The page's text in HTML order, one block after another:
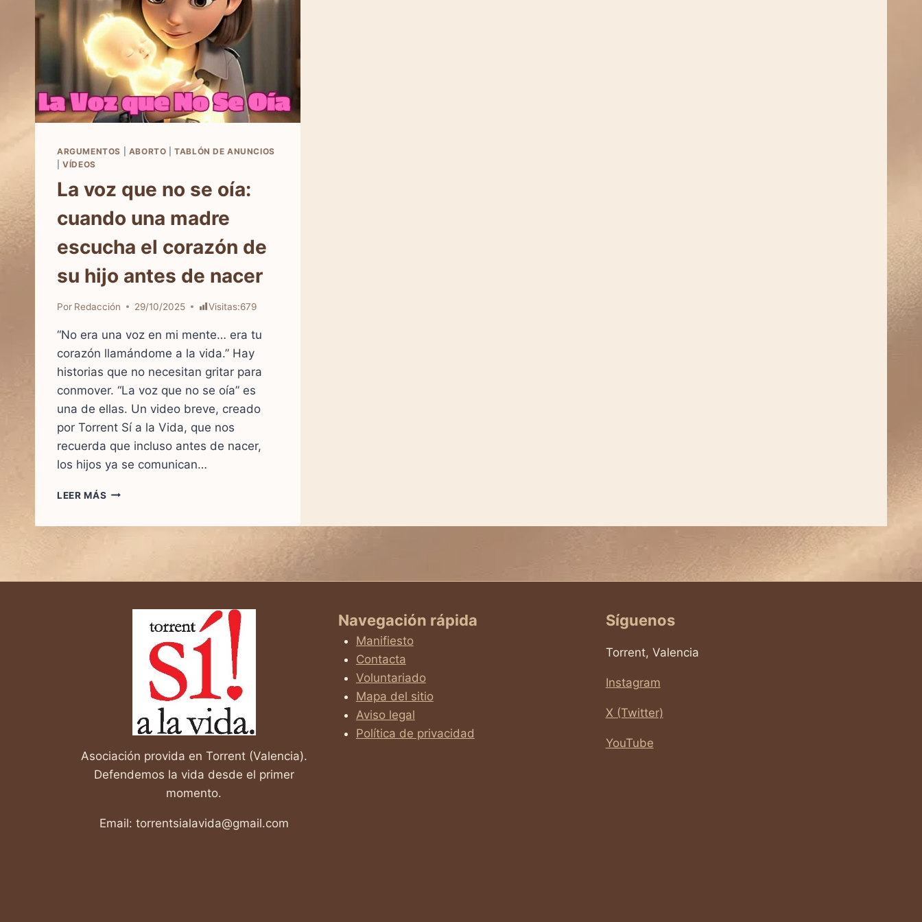
ARGUMENTOS ABORTO |TABLÓN DE ANUNCIOS
|VÍDEOS
La voz que no se oía:
cuando una madre
escucha el corazón de
su hijo antes de nacer
Por Redacción 29/10/2025 Visitas:679
“No era una voz en mi mente… era tu
corazón llamándome a la vida.” Hay
historias que no necesitan gritar para
conmover. “La voz que no se oía” es
una de ellas. Un video breve, creado
por Torrent Sí a la Vida, que nos
recuerda que incluso antes de nacer,
los hijos ya se comunican…
LEER MÁS LA
MADRE
ESCUCHA
CORAZÓN
NACER
Asociación provida en Torrent (Valencia).
Defendemos la vida desde el primer
momento.
Email: torrentsialavida@gmail.com
Navegación rápida
Manifiesto
Contacta
Voluntariado
Mapa del sitio
Aviso legal
Política de privacidad
Síguenos
Torrent, Valencia
Instagram
X (Twitter)
YouTube